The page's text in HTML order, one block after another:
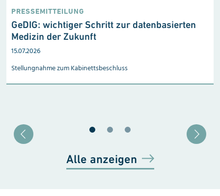
PRESSEMITTEILUNG
GeDIG: wichtiger Schritt zur datenbasierten
Medizin der Zukunft
15.07.2026
Stellungnahme zum Kabinetts­beschluss
Alle anzeigen